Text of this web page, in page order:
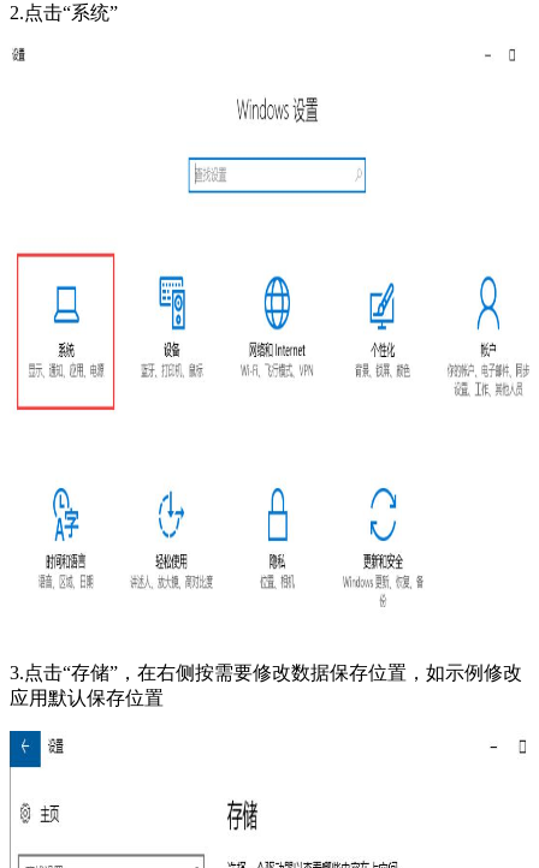
2.点击“系统”
3.点击“存储”，在右侧按需要修改数据保存位置，如示例修改
应用默认保存位置